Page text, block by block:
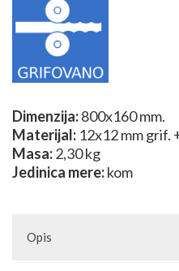
Dimenzija:800x160 mm.
Materijal: 12x12 mm grif.
Masa:2,30 kg
Jedinica mere:kom
Opis